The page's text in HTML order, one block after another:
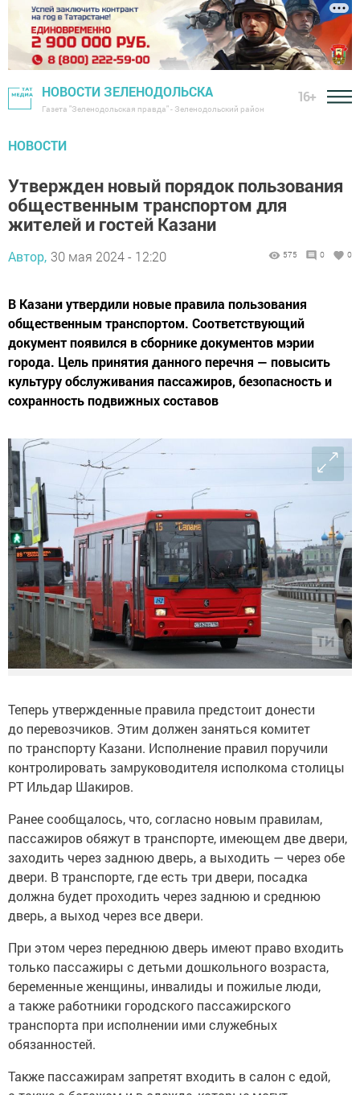
НОВОСТИ ЗЕЛЕНОДОЛЬСКА
Газета "Зеленодольская правда" - Зеленодольский район
16+
НОВОСТИ
Утвержден новый порядок пользования
общественным транспортом для
жителей и гостей Казани
Автор, 30 мая 2024 - 12:20 575 0 0
В Казани утвердили новые правила пользования
общественным транспортом. Соответствующий
документ появился в сборнике документов мэрии
города. Цель принятия данного перечня — повысить
культуру обслуживания пассажиров, безопасность и
сохранность подвижных составов
Теперь утвержденные правила предстоит донести
до перевозчиков. Этим должен заняться комитет
по транспорту Казани. Исполнение правил поручили
контролировать замруководителя исполкома столицы
РТ Ильдар Шакиров.
Ранее сообщалось, что, согласно новым правилам,
пассажиров обяжут в транспорте, имеющем две двери,
заходить через заднюю дверь, а выходить — через обе
двери. В транспорте, где есть три двери, посадка
должна будет проходить через заднюю и среднюю
дверь, а выход через все двери.
При этом через переднюю дверь имеют право входить
только пассажиры с детьми дошкольного возраста,
беременные женщины, инвалиды и пожилые люди,
а также работники городского пассажирского
транспорта при исполнении ими служебных
обязанностей.
Также пассажирам запретят входить в салон с едой,